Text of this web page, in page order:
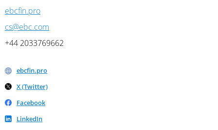
ebcfin.pro
cs@ebc.com
+44 2033769662
ebcfin.pro
X (Twitter)
Facebook
LinkedIn